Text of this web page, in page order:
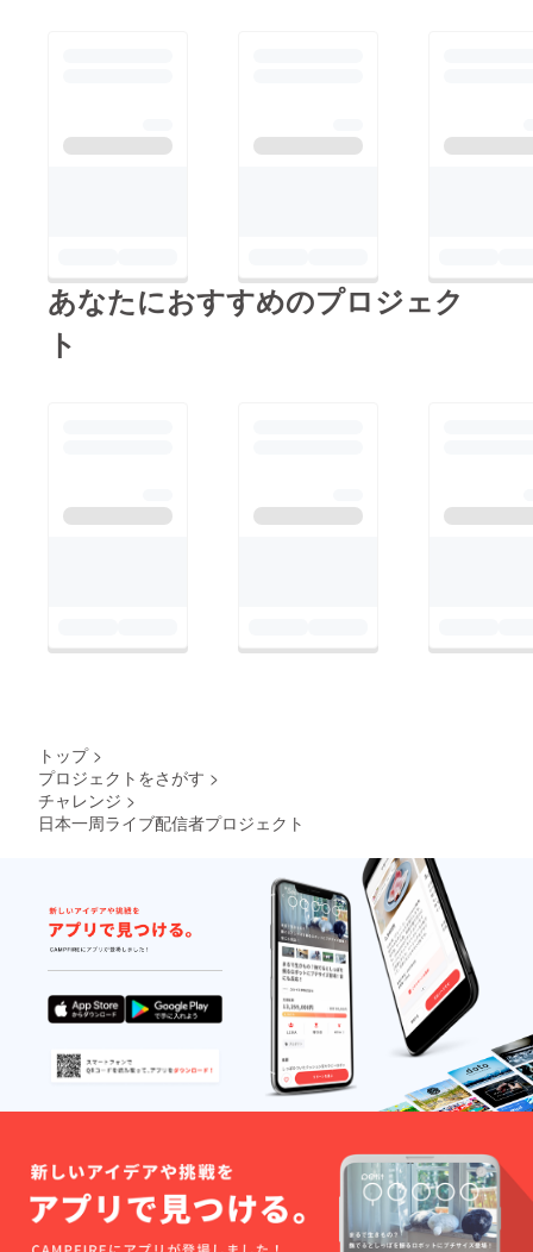
あなたにおすすめのプロジェク
ト
トップ >
プロジェクトをさがす >
チャレンジ >
日本一周ライブ配信者プロジェクト